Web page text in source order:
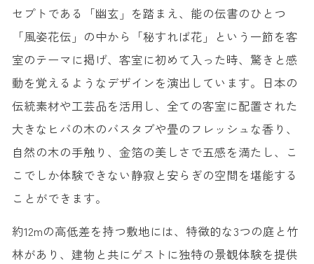
セプトである「幽玄」を踏まえ、能の伝書のひとつ
「風姿花伝」の中から「秘すれば花」という一節を客
室のテーマに掲げ、客室に初めて入った時、驚きと感
動を覚えるようなデザインを演出しています。日本の
伝統素材や工芸品を活用し、全ての客室に配置された
大きなヒバの木のバスタブや畳のフレッシュな香り、
自然の木の手触り、金箔の美しさで五感を満たし、こ
こでしか体験できない静寂と安らぎの空間を堪能する
ことができます。
約12mの高低差を持つ敷地には、特徴的な3つの庭と竹
林があり、建物と共にゲストに独特の景観体験を提供